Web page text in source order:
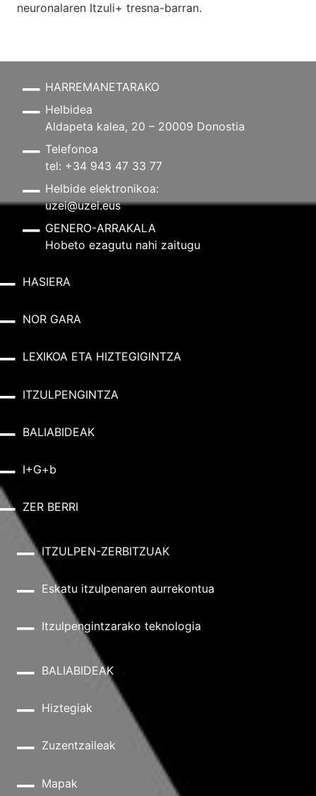
neuronalaren Itzuli+ tresna-barran.
HARREMANETARAKO
Helbidea
Aldapeta kalea, 20 – 20009 Donostia
Telefonoa
tel: +34 943 47 33 77
Helbide elektronikoa:
uzei@uzei.eus
GENERO-ARRAKALA
Hobeto ezagutu nahi zaitugu
HASIERA
NOR GARA
LEXIKOA ETA HIZTEGIGINTZA
ITZULPENGINTZA
BALIABIDEAK
I+G+b
ZER BERRI
ITZULPEN-ZERBITZUAK
Eskatu itzulpenaren aurrekontua
Itzulpengintzarako teknologia
BALIABIDEAK
Hiztegiak
Zuzentzaileak
Mapak